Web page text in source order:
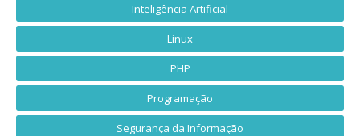
Inteligência Artificial
Linux
PHP
Programação
Segurança da Informação